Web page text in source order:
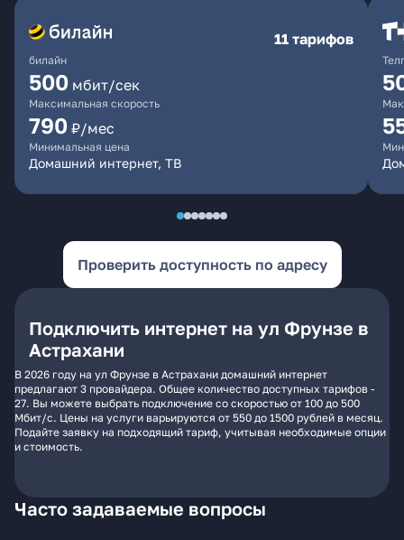
билайн
11 тарифов
500 мбит/сек
Максимальная скорость
790 ₽/мес
Минимальная цена
Домашний интернет, ТВ
Проверить доступность по адресу
Подключить интернет на ул Фрунзе в
Астрахани
В 2026 году на ул Фрунзе в Астрахани домашний интернет
предлагают 3 провайдера. Общее количество доступных тарифов -
27. Вы можете выбрать подключение со скоростью от 100 до 500
Мбит/с. Цены на услуги варьируются от 550 до 1500 рублей в месяц.
Подайте заявку на подходящий тариф, учитывая необходимые опции
и стоимость.
Часто задаваемые вопросы